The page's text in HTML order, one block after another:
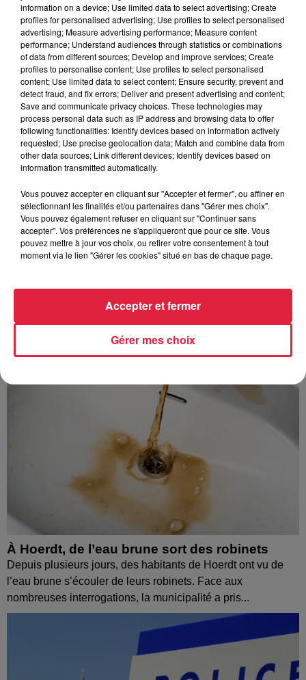
6 août 2026
Tags antisémites à Strasbourg :
Catherine Trautmann réagit
6 août 2026
Au zoo de Mulhouse : rencontre
À découvrir également
À Hoerdt, de l’eau brune sort des robinets
Depuis plusieurs jours, des habitants de Hoerdt ont vu de
l’eau brune s’écouler de leurs robinets. Face aux
nombreuses interrogations, la municipalité a pris...
information on a device; Use limited data to select advertising; Create
profiles for personalised advertising; Use profiles to select personalised
advertising; Measure advertising performance; Measure content
performance; Understand audiences through statistics or combinations
of data from different sources; Develop and improve services; Create
profiles to personalise content; Use profiles to select personalised
content; Use limited data to select content; Ensure security, prevent and
detect fraud, and fix errors; Deliver and present advertising and content;
Save and communicate privacy choices. These technologies may
process personal data such as IP address and browsing data to offer
following functionalities: Identify devices based on information actively
requested; Use precise geolocation data; Match and combine data from
other data sources; Link different devices; Identify devices based on
information transmitted automatically.
Vous pouvez accepter en cliquant sur "Accepter et fermer", ou affiner en
sélectionnant les finalités et/ou partenaires dans "Gérer mes choix".
Vous pouvez également refuser en cliquant sur "Continuer sans
accepter". Vos préférences ne s'appliqueront que pour ce site. Vous
pouvez mettre à jour vos choix, ou retirer votre consentement à tout
moment via le lien "Gérer les cookies" situé en bas de chaque page.
Gérer mes choix
Accepter et fermer